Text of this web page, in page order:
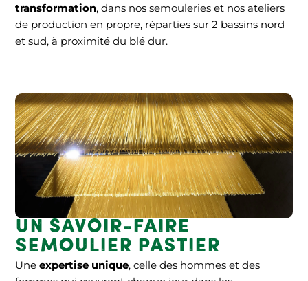
transformation, dans nos semouleries et nos ateliers
de production en propre, réparties sur 2 bassins nord
et sud, à proximité du blé dur.
Un savoir-faire
semoulier pastier
Uneexpertise unique, celle des hommes et des